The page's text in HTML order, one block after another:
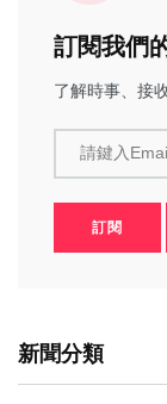
訂閱我們
了解時事、接
請鍵入
訂閱
新聞分類